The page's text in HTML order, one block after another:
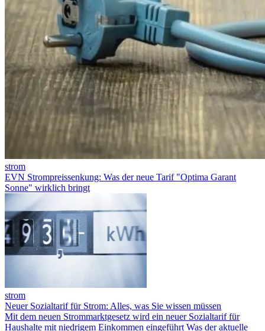
strom
EVN Strompreissenkung: Was der neue Tarif "Optima Garant
Sonne" wirklich bringt
strom
Neuer Sozialtarif für Strom: Alles, was Sie wissen müssen
Mit dem neuen Strommarktgesetz wird ein neuer Sozialtarif für
Haushalte mit niedrigem Einkommen eingeführt Was der aktuelle